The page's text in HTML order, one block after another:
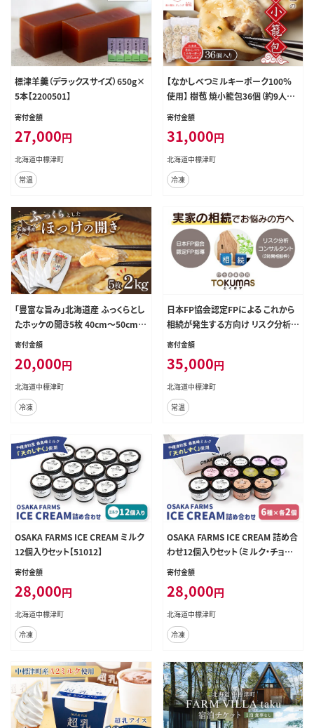
標津羊羹（デラックスサイズ）650g×
5本【2200501】
寄付金額
27,000円
北海道中標津町
常温
【なかしべつミルキーポーク100％
使用】 樹苞 焼小籠包36個（約9人前）
【5301001】
寄付金額
31,000円
北海道中標津町
冷凍
「豊富な旨み」北海道産 ふっくらとし
たホッケの開き5枚 40cm～50cm
約2kg【2500301】
寄付金額
20,000円
北海道中標津町
冷凍
日本FP協会認定FPによる これから
相続が発生する方向け リスク分析コ
ンサルタント【74001】
寄付金額
35,000円
北海道中標津町
常温
OSAKA FARMS ICE CREAM ミルク
12個入りセット【51012】
寄付金額
28,000円
北海道中標津町
冷凍
OSAKA FARMS ICE CREAM 詰め合
わせ12個入りセット（ミルク・チョコ・
イチゴ・抹茶・チョコチップ・ラムレー
寄付金額
28,000円
北海道中標津町
冷凍